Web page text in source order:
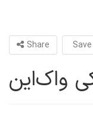
Share Save
واک‌این